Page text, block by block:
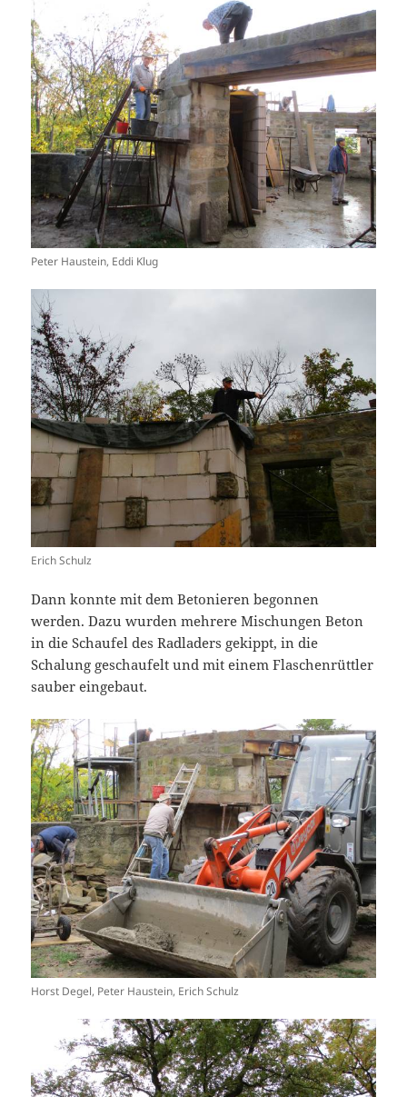
Peter Haustein, Eddi Klug
Erich Schulz
Dann konnte mit dem Betonieren begonnen
werden. Dazu wurden mehrere Mischungen Beton
in die Schaufel des Radladers gekippt, in die
Schalung geschaufelt und mit einem Flaschenrüttler
sauber eingebaut.
Horst Degel, Peter Haustein, Erich Schulz